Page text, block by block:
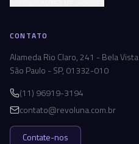
CONTATO
Alameda Rio Claro, 241 - Bela Vista
São Paulo - SP, 01332-010
(11) 96919-3194
contato@revoluna.com.br
Contate-nos